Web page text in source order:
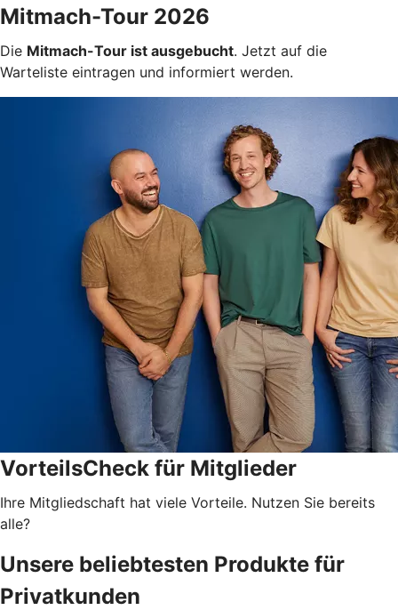
Mitmach-Tour 2026
Die Mitmach-Tour ist ausgebucht. Jetzt auf die
Warteliste eintragen und informiert werden.
VorteilsCheck für Mitglieder
Ihre Mitgliedschaft hat viele Vorteile. Nutzen Sie bereits
alle?
Unsere beliebtesten Produkte für
Privatkunden